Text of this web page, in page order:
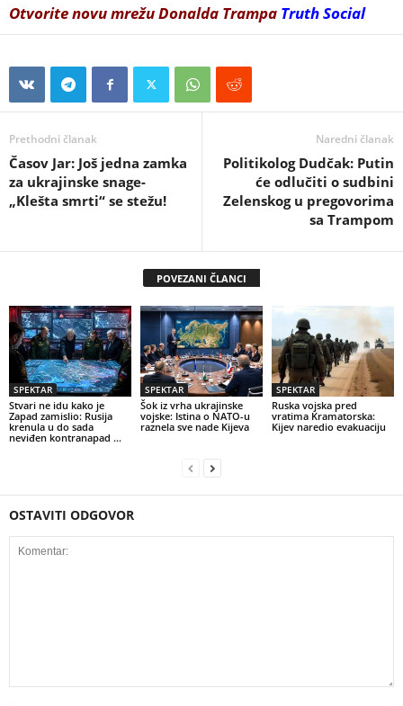
Otvorite novu mrežu Donalda Trampa Truth Social
Prethodni članak
Časov Jar: Još jedna zamka
za ukrajinske snage-
„Klešta smrti“ se stežu!
Naredni članak
Politikolog Dudčak: Putin
će odlučiti o sudbini
Zelenskog u pregovorima
sa Trampom
POVEZANI ČLANCI
SPEKTAR
Stvari ne idu kako je
Zapad zamislio: Rusija
krenula u do sada
neviđen kontranapad …
SPEKTAR
Šok iz vrha ukrajinske
vojske: Istina o NATO-u
raznela sve nade Kijeva
SPEKTAR
Ruska vojska pred
vratima Kramatorska:
Kijev naredio evakuaciju
OSTAVITI ODGOVOR